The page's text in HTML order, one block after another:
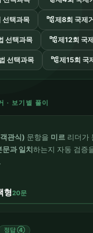
선택과목 account_tree제8회 국제
선택과목 account_tree제12회 국
선택과목 account_tree제15회 국
· 보기별 풀이
관식) 문항을 미르 리더가
과 일치하는지 자동 검증
형20문
정답 ④